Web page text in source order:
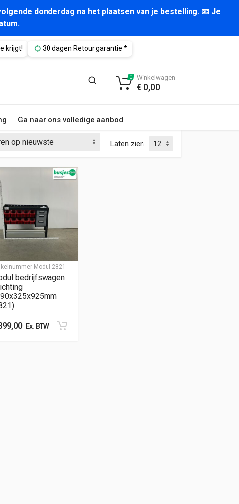
donderdag na het plaatsen van je bestelling. 📧 Je
krijgt! 30 dagen Retour garantie *
Ga naar ons volledige aanbod
0 Winkelwagen
€ 0,00
Laten zien
Modul-2821
bedrijfswagen
Ex. BTW